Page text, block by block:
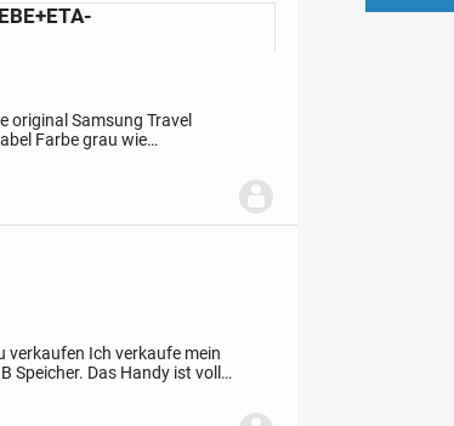
original Samsung Travel
Farbe grau wie
Adapter ATADS30EBE
verkaufen Ich verkaufe mein
Speicher. Das Handy ist voll
sehr guten